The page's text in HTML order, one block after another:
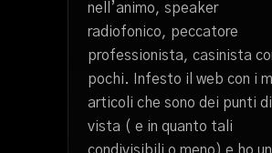
nell’animo, speaker
radiofonico, peccatore
professionista, casinista
pochi. Infesto il web con i
articoli che sono dei punti di
vista ( e in quanto tali